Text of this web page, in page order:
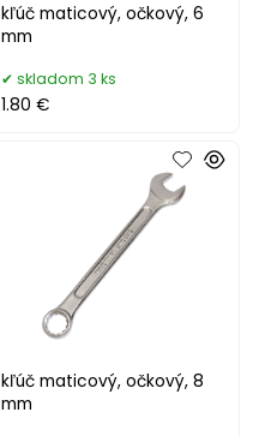
kľúč maticový, očkový, 6
mm
skladom 3 ks
1.80 €
kľúč maticový, očkový, 8
mm